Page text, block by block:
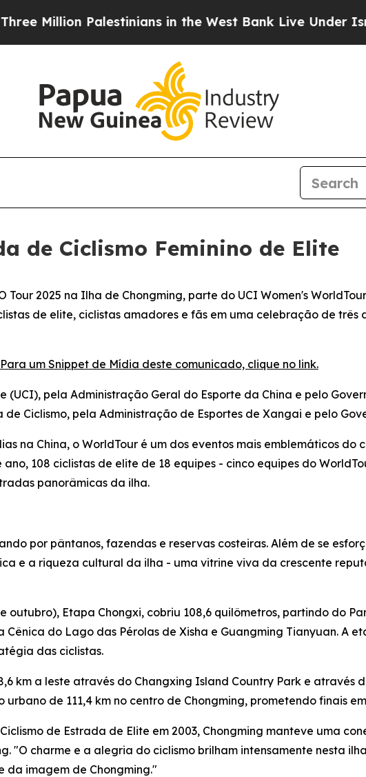
Palestinians in the West Bank Live Under Israeli
de Ciclismo Feminino de Elite
Tour 2025 na Ilha de Chongming, parte do UCI Women's
de elite, ciclistas amadores e fãs em uma celebração de três
Para um Snippet de Mídia deste comunicado, clique no link.
pela Administração Geral do Esporte da China e pelo
Ciclismo, pela Administração de Esportes de Xangai e pelo
na China, o WorldTour é um dos eventos mais emblemáticos do
108 ciclistas de elite de 18 equipes - cinco equipes do
panorâmicas da ilha.
por pântanos, fazendas e reservas costeiras. Além de se
e a riqueza cultural da ilha - uma vitrine viva da crescente
Etapa Chongxi, cobriu 108,6 quilômetros, partindo do
do Lago das Pérolas de Xisha e Guangming Tianyuan. A
das ciclistas.
km a leste através do Changxing Island Country Park e através
de 111,4 km no centro de Chongming, prometendo finais
de Estrada de Elite em 2003, Chongming manteve uma
"O charme e a alegria do ciclismo brilham intensamente nesta
da imagem de Chongming."